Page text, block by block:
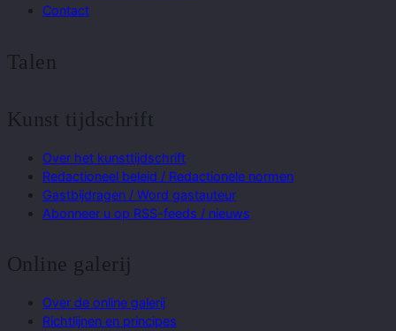
Contact
Talen
Kunst tijdschrift
Over het kunsttijdschrift
Redactioneel beleid / Redactionele normen
Gastbijdragen / Word gastauteur
Abonneer u op RSS-feeds / nieuws
Online galerij
Over de online galerij
Richtlijnen en principes